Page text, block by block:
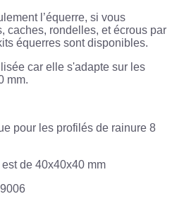
l’équerre, si vous
caches, rondelles, et écrous par
équerres sont disponibles.
car elle s'adapte sur les
mm.
pour les profilés de rainure 8
est de 40x40x40 mm